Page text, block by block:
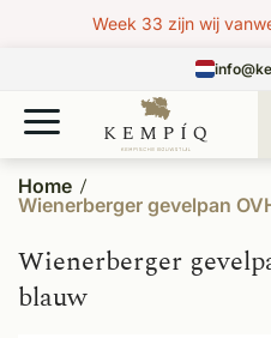
Week 33 zijn wij
Home
Wienerberger gevelpan
Wienerberger
blauw